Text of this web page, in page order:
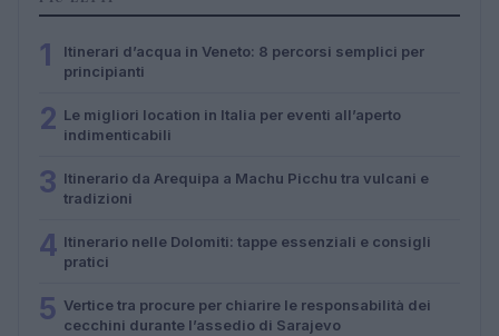
1
Itinerari d’acqua in Veneto: 8 percorsi semplici per
principianti
2 Le migliori location in Italia per eventi all’aperto
indimenticabili
3 Itinerario da Arequipa a Machu Picchu tra vulcani e
tradizioni
4 Itinerario nelle Dolomiti: tappe essenziali e consigli
pratici
5 Vertice tra procure per chiarire le responsabilità dei
cecchini durante l’assedio di Sarajevo